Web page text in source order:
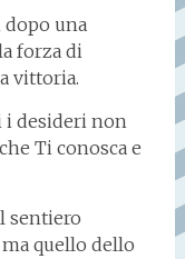
dopo una
forza di
vittoria.
i desideri non
Ti conosca e
sentiero
quello dello